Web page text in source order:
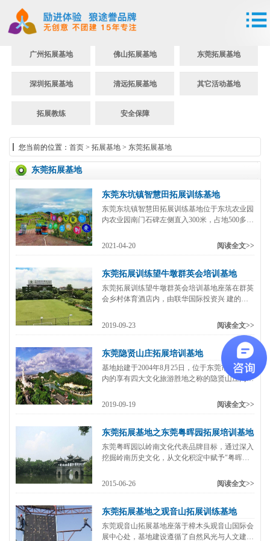
广州拓展基地 佛山拓展基地 东莞拓展基地
深圳拓展基地 清远拓展基地 其它活动基地
拓展教练 安全保障
您当前的位置： 首页 > 拓展基地 > 东莞拓展基地
东莞拓展基地
东莞东坑镇智慧田拓展训练基地
东莞东坑镇智慧田拓展训练基地位于东坑农业园
内农业园南门石碑左侧直入300米，占地500多
生态保持良好，是著名的鱼米之乡。临湖而望、
2021-04-20 阅读全文>>
东莞拓展训练望牛墩群英会培训基地
东莞拓展训练望牛墩群英会培训基地座落在群英
会乡村体育酒店内，由联华国际投资兴 建的东
8.4亿元，占地面积500亩，位于 东莞西部水乡望
2019-09-23 阅读全文>>
东莞隐贤山庄拓展培训基地
基地始建于2004年8月25日，位于东莞市常平镇
内的享有四大文化旅游胜地之称的隐贤山庄内，
展开拓展活动，为优秀企业提供一流培训接待服
2019-09-19 阅读全文>>
东莞拓展基地之东莞粤晖园拓展培训基地
东莞粤晖园以岭南文化代表品牌目标，通过深入
挖掘岭南历史文化，从文化积淀中赋予"粤晖
上占有重要的地位，而且在文化艺术领域中独树
奇葩，成为岭南文化的一颗璀璨明珠！岭南园林
（...
2015-06-26 阅读全文>>
东莞拓展基地之观音山拓展训练基地
东莞观音山拓展基地座落于樟木头观音山国际会
展中心处，基地建设遵循了自然风光与人文建筑